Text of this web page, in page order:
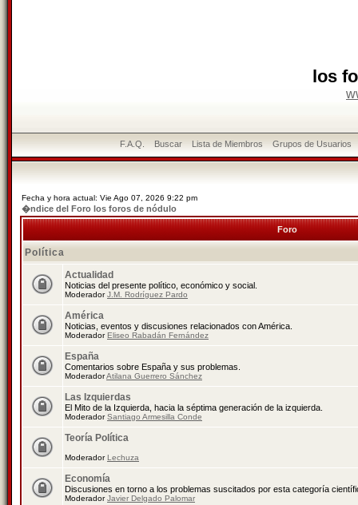
los
F.A.Q. Buscar Lista de Miembros Grupos de Usuarios
Fecha y hora actual: Vie Ago 07, 2026 9:22 pm
�ndice del Foro los foros de nódulo
Foro
Política
Actualidad
Noticias del presente político, económico y social.
ModeradorJ.M. Rodríguez Pardo
América
Noticias, eventos y discusiones relacionados con América.
ModeradorEliseo Rabadán Fernández
España
Comentarios sobre España y sus problemas.
ModeradorAtilana Guerrero Sánchez
Las Izquierdas
El Mito de la Izquierda, hacia la séptima generación de la izquierda.
ModeradorSantiago Armesilla Conde
Teoría Política
ModeradorLechuza
Economía
Discusiones en torno a los problemas suscitados por esta categoría
ModeradorJavier Delgado Palomar